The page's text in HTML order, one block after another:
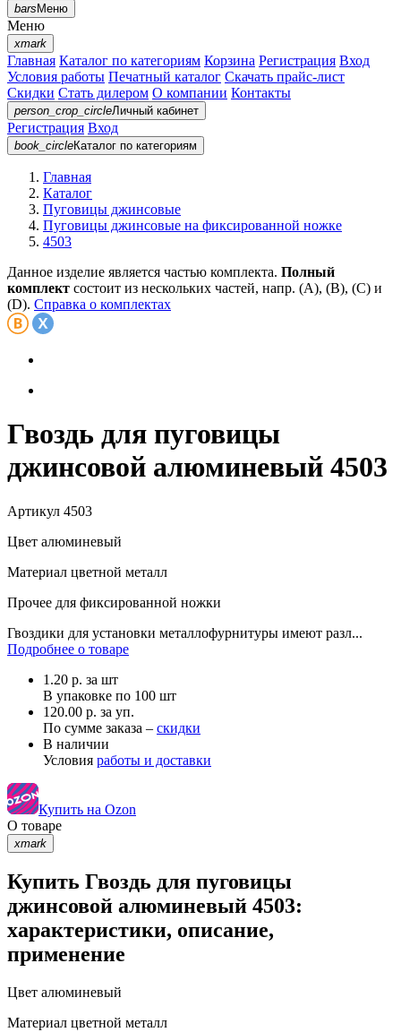
barsМеню
Меню
xmark
Главная Каталог по категориям Корзина Регистрация Вход
Условия работы Печатный каталог Скачать прайс-лист
Скидки Стать дилером О компании Контакты
person_crop_circleЛичный кабинет
Регистрация Вход
book_circleКаталог по категориям
Главная
Каталог
Пуговицы джинсовые
Пуговицы джинсовые на фиксированной ножке
4503
Данное изделие является частью комплекта. Полный
комплект состоит из нескольких частей, напр. (А), (B), (С) и
(D). Справка о комплектах
Гвоздь для пуговицы
джинсовой алюминевый 4503
Артикул 4503
Цвет алюминевый
Материал цветной металл
Прочее для фиксированной ножки
Гвоздики для установки металлофурнитуры имеют разл...
Подробнее о товаре
1.20 р. за шт
В упаковке по 100 шт
120.00 р. за уп.
По сумме заказа – скидки
В наличии
Условия работы и доставки
Купить на Ozon
О товаре
xmark
Купить Гвоздь для пуговицы
джинсовой алюминевый 4503:
характеристики, описание,
применение
Цвет алюминевый
Материал цветной металл